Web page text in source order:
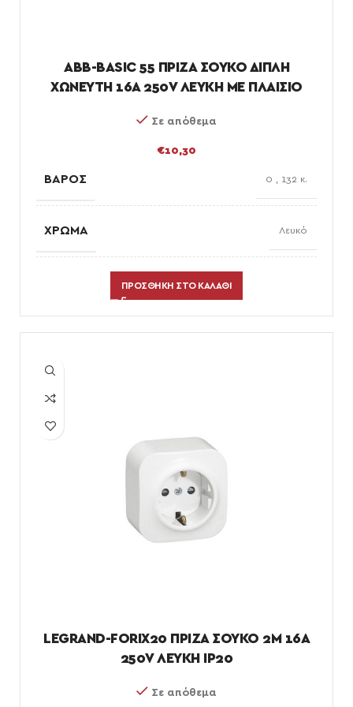
ABB-BASIC 55 ΠΡΙΖΑ ΣΟΥΚΟ ΔΙΠΛΗ
ΧΩΝΕΥΤΗ 16A 250V ΛΕΥΚΗ ΜΕ ΠΛΑΙΣΙΟ
Σε απόθεμα
€10,30
ΒΆΡΟΣ 0 , 132 κ.
ΧΡΏΜΑ Λευκό
ΕΠΙΛΟΓΈΣ ΗΛΕΚΤΡΟΛΟΓΙΚΟΎ ΥΛΙΚΟΎ
ΠΡΟΣΘΉΚΗ ΣΤΟ ΚΑΛΆΘΙ
LEGRAND-FORIX20 ΠΡΙΖΑ ΣΟΥΚΟ 2Μ 16Α
250V ΛΕΥΚΗ IP20
Σε απόθεμα